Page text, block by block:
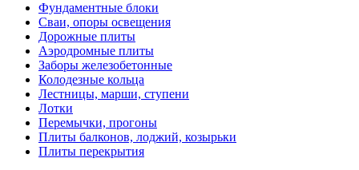
Фундаментные блоки
Сваи, опоры освещения
Дорожные плиты
Аэродромные плиты
Заборы железобетонные
Колодезные кольца
Лестницы, марши, ступени
Лотки
Перемычки, прогоны
Плиты балконов, лоджий, козырьки
Плиты перекрытия